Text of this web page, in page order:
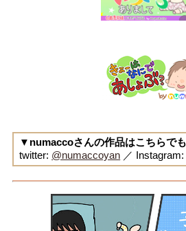
▼numaccoさんの作品はこちらで
twitter: @numaccoyan ／ Instagram: